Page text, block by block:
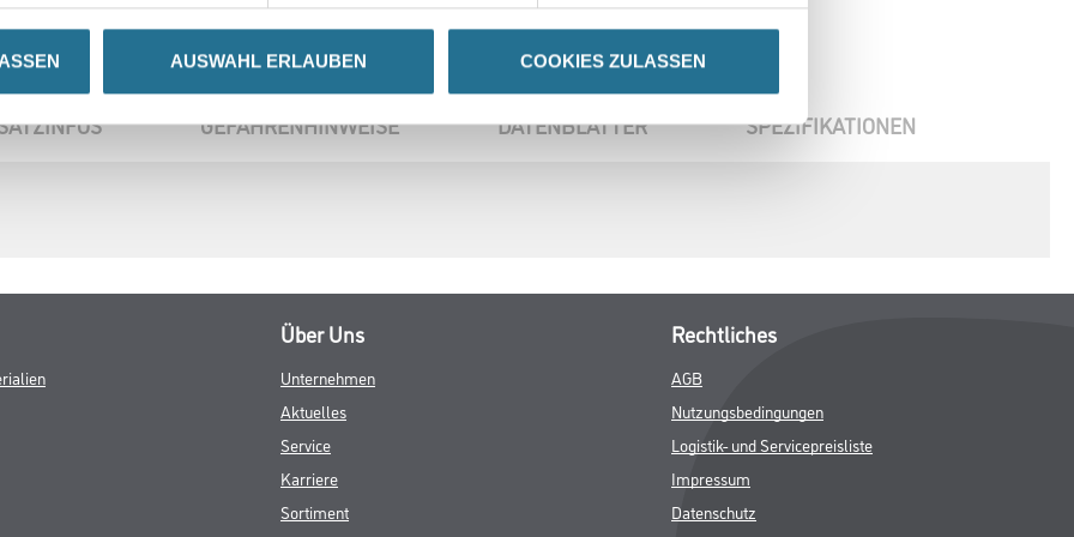
AUSWAHL ERLAUBEN COOKIES ZULASSEN
GEFAHRENHINWEISE DATENBLÄTTER SPEZIFIKATIONEN
Über Uns
Unternehmen
Aktuelles
Service
Karriere
Sortiment
Rechtliches
AGB
Nutzungsbedingungen
Logistik- und Servicepreisliste
Impressum
Datenschutz